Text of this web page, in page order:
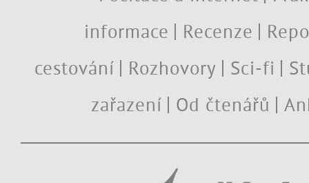
informace
Recenze
cestování
Rozhovory Sci-fi
zařazení
Od čtenářů